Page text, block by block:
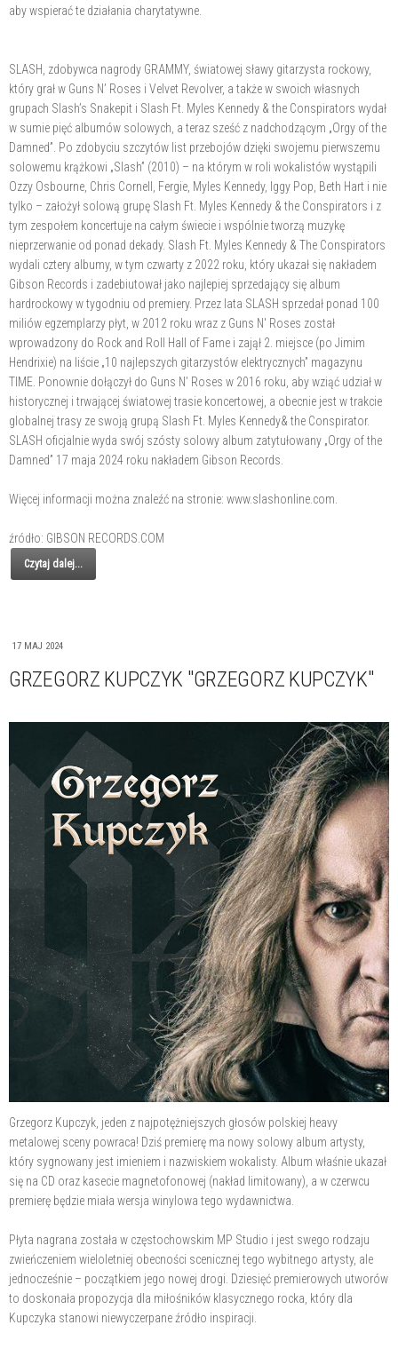
aby wspierać te działania charytatywne.
SLASH, zdobywca nagrody GRAMMY, światowej sławy gitarzysta rockowy,
który grał w Guns N’ Roses i Velvet Revolver, a także w swoich własnych
grupach Slash’s Snakepit i Slash Ft. Myles Kennedy & the Conspirators wydał
w sumie pięć albumów solowych, a teraz sześć z nadchodzącym „Orgy of the
Damned”. Po zdobyciu szczytów list przebojów dzięki swojemu pierwszemu
solowemu krążkowi „Slash” (2010) – na którym w roli wokalistów wystąpili
Ozzy Osbourne, Chris Cornell, Fergie, Myles Kennedy, Iggy Pop, Beth Hart i nie
tylko – założył solową grupę Slash Ft. Myles Kennedy & the Conspirators i z
tym zespołem koncertuje na całym świecie i wspólnie tworzą muzykę
nieprzerwanie od ponad dekady. Slash Ft. Myles Kennedy & The Conspirators
wydali cztery albumy, w tym czwarty z 2022 roku, który ukazał się nakładem
Gibson Records i zadebiutował jako najlepiej sprzedający się album
hardrockowy w tygodniu od premiery. Przez lata SLASH sprzedał ponad 100
miliów egzemplarzy płyt, w 2012 roku wraz z Guns N' Roses został
wprowadzony do Rock and Roll Hall of Fame i zajął 2. miejsce (po Jimim
Hendrixie) na liście „10 najlepszych gitarzystów elektrycznych” magazynu
TIME. Ponownie dołączył do Guns N’ Roses w 2016 roku, aby wziąć udział w
historycznej i trwającej światowej trasie koncertowej, a obecnie jest w trakcie
globalnej trasy ze swoją grupą Slash Ft. Myles Kennedy& the Conspirator.
SLASH oficjalnie wyda swój szósty solowy album zatytułowany „Orgy of the
Damned” 17 maja 2024 roku nakładem Gibson Records.
Więcej informacji można znaleźć na stronie: www.slashonline.com.
źródło: GIBSON RECORDS.COM
Czytaj dalej...
17 MAJ 2024
GRZEGORZ KUPCZYK "GRZEGORZ KUPCZYK"
Grzegorz Kupczyk, jeden z najpotężniejszych głosów polskiej heavy
metalowej sceny powraca! Dziś premierę ma nowy solowy album artysty,
który sygnowany jest imieniem i nazwiskiem wokalisty. Album właśnie ukazał
się na CD oraz kasecie magnetofonowej (nakład limitowany), a w czerwcu
premierę będzie miała wersja winylowa tego wydawnictwa.
Płyta nagrana została w częstochowskim MP Studio i jest swego rodzaju
zwieńczeniem wieloletniej obecności scenicznej tego wybitnego artysty, ale
jednocześnie – początkiem jego nowej drogi. Dziesięć premierowych utworów
to doskonała propozycja dla miłośników klasycznego rocka, który dla
Kupczyka stanowi niewyczerpane źródło inspiracji.